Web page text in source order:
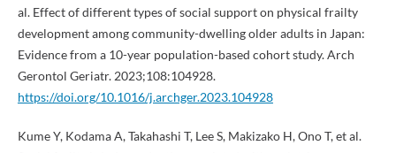
al. Effect of different types of social support on physical frailty
development among community-dwelling older adults in Japan:
Evidence from a 10-year population-based cohort study. Arch
Gerontol Geriatr. 2023;108:104928.
https://doi.org/10.1016/j.archger.2023.104928
Kume Y, Kodama A, Takahashi T, Lee S, Makizako H, Ono T, et al.